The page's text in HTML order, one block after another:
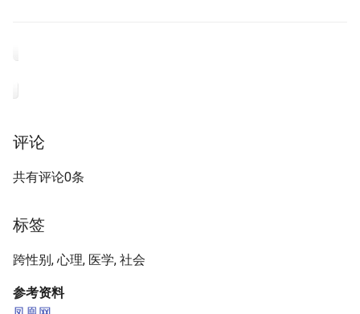
评论
共有评论0条
标签
跨性别, 心理, 医学, 社会
参考资料